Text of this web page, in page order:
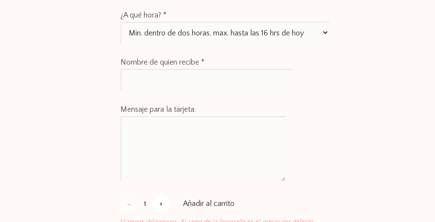
¿A qué hora? *
Nombre de quien recibe *
Mensaje para la tarjeta:
Manto
Funebre
Añadir al carrito